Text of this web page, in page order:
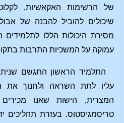
של הרשימות האקאשיות,
שיכולים להוביל להבנה של
מסירת היכולות הללו
עמוקה על המשכיות התרבות
התלמיד הראשון התגשם שנית
עליו לתת השראה ולחנוך
המצרית, הישות שאנו
טריסמגיסטוס. בעזרת תהליכים